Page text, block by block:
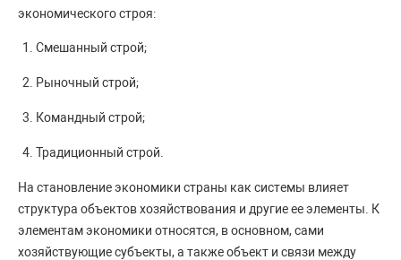
экономического строя:
Смешанный строй;
Рыночный строй;
Командный строй;
Традиционный строй.
На становление экономики страны как системы влияет
структура объектов хозяйствования и другие ее элементы. К
элементам экономики относятся, в основном, сами
хозяйствующие субъекты, а также объект и связи между